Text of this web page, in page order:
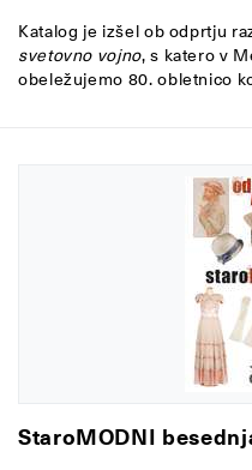
Katalog je izšel ob odprtju
svetovno vojno, s katero v
obeležujemo 80. obletnico
StaroMODNI